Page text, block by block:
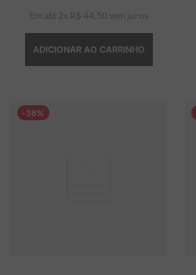
Em até 2 x R$ 44 50 sem juros
ADICIONAR AO CARRINHO
-38%